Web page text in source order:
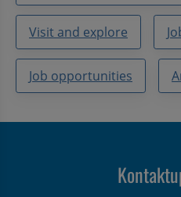
Visit and explore
Job opportunities